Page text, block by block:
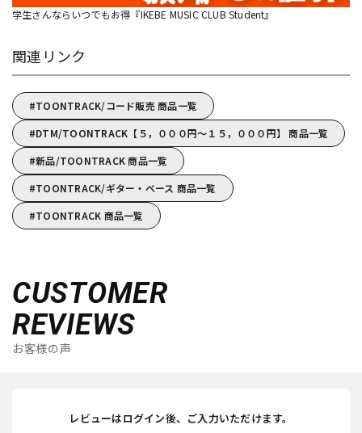
学生さんならいつでもお得『IKEBE MUSIC CLUB Student』
関連リンク
TOONTRACK/コード販売 商品一覧
DTM/TOONTRACK【５，０００円～１５，０００円】 商品一覧
新品/TOONTRACK 商品一覧
TOONTRACK/ギター・ベース 商品一覧
TOONTRACK 商品一覧
CUSTOMER
REVIEWS
お客様の声
レビューはログイン後、ご入力いただけます。